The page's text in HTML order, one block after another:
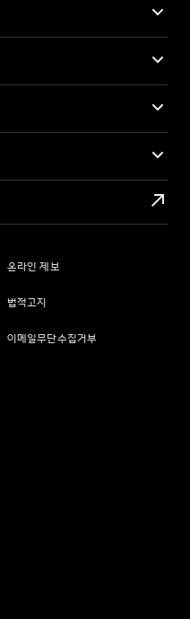
온라인 제보
법적고지
이메일무단수집거부